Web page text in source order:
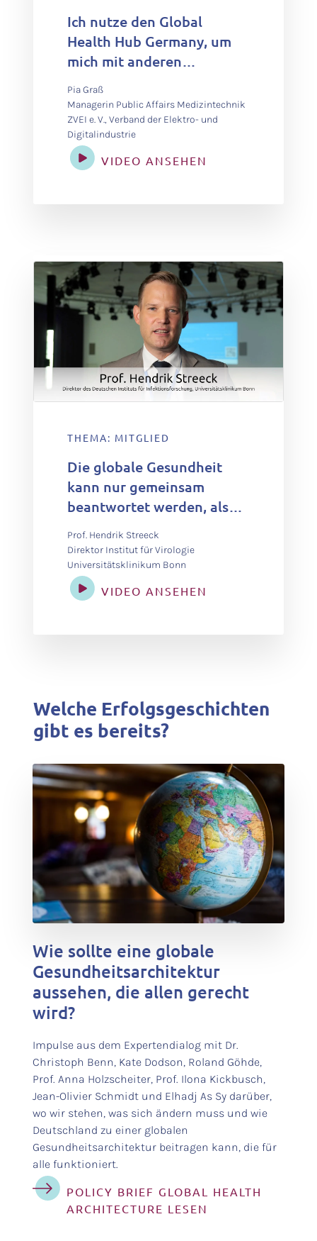
Ich nutze den Global
Health Hub Germany, um
mich mit anderen
Akteursgruppen
auszutauschen, über den
Tellerrand
hinauszuschauen und die
Diskussion zu fördern.
Pia Graß
Managerin Public Affairs Medizintechnik
ZVEI e. V., Verband der Elektro- und
Digitalindustrie
VIDEO ANSEHEN
THEMA: MITGLIED
Die globale Gesundheit
kann nur gemeinsam
beantwortet werden, also
Akteuren, die wir haben –
von der Zivilgesellschaft
bis zu Wissenschaftlern.
Prof. Hendrik Streeck
Direktor Institut für Virologie
Universitätsklinikum Bonn
VIDEO ANSEHEN
Welche Erfolgsgeschichten
gibt es bereits?
test
Wie sollte eine globale
Gesundheitsarchitektur
aussehen, die allen gerecht
wird?
Impulse aus dem Expertendialog mit Dr.
Christoph Benn, Kate Dodson, Roland Göhde,
Prof. Anna Holzscheiter, Prof. Ilona Kickbusch,
Jean-Olivier Schmidt und Elhadj As Sy darüber,
wo wir stehen, was sich ändern muss und wie
Deutschland zu einer globalen
Gesundheitsarchitektur beitragen kann, die für
alle funktioniert.
POLICY BRIEF GLOBAL HEALTH
ARCHITECTURE LESEN